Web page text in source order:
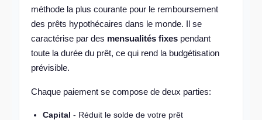
méthode la plus courante pour le remboursement
des prêts hypothécaires dans le monde. Il se
caractérise par des mensualités fixes pendant
toute la durée du prêt, ce qui rend la budgétisation
prévisible.
Chaque paiement se compose de deux parties:
Capital - Réduit le solde de votre prêt